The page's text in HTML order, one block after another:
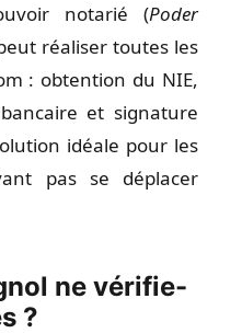
notarié (Poder
réaliser toutes les
: obtention du NIE,
et signature
idéale pour les
pas se déplacer
ne vérifie-
?